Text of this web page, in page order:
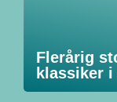
Flerårig
klassiker